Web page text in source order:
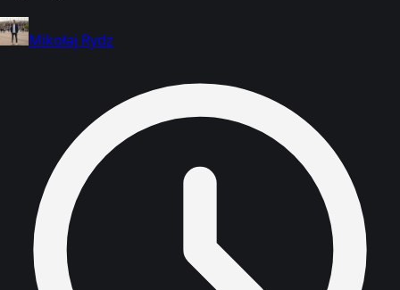
Mikołaj Rydz